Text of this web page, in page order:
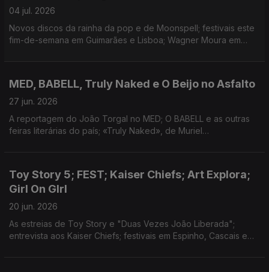
04 jul. 2026
Novos discos da rainha da pop e de Moonspell; festivais este
fim-de-semana em Guimarães e Lisboa; Wagner Moura em
MED, BABELL, Truly Naked e O Beijo no Asfalto
27 jun. 2026
A reportagem do João Torgal no MED; O BABELL e as outras
feiras literárias do país; «Truly Naked», de Muriel
Toy Story 5; FEST; Kaiser Chiefs; Art Explora;
Girl On GIrl
20 jun. 2026
As estreias de Toy Story e "Duas Vezes João Liberada";
entrevista aos Kaiser Chiefs; festivais em Espinho, Cascais e